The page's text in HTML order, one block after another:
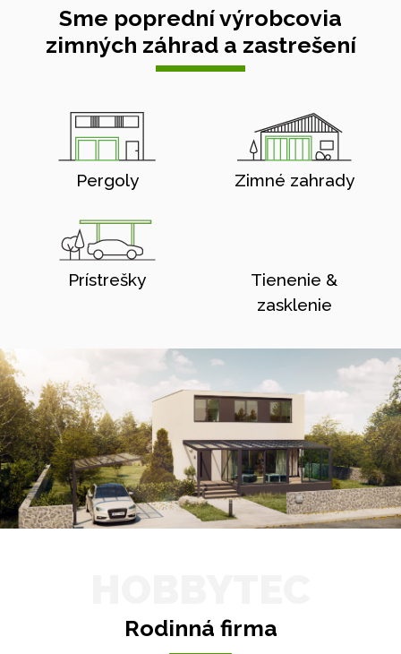
Sme poprední výrobcovia
zimných záhrad a zastrešení
Pergoly Zimné zahrady
Prístrešky
Tienenie &
zasklenie
Rodinná firma